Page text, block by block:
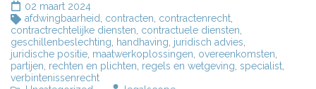
02 maart 2024
afdwingbaarheid
contracten contractenrecht
contractrechtelijke diensten contractuele diensten
geschillenbeslechting
handhaving juridisch advies
juridische positie maatwerkoplossingen overeenkomsten
partijen rechten en plichten regels en wetgeving specialist
verbintenissenrecht